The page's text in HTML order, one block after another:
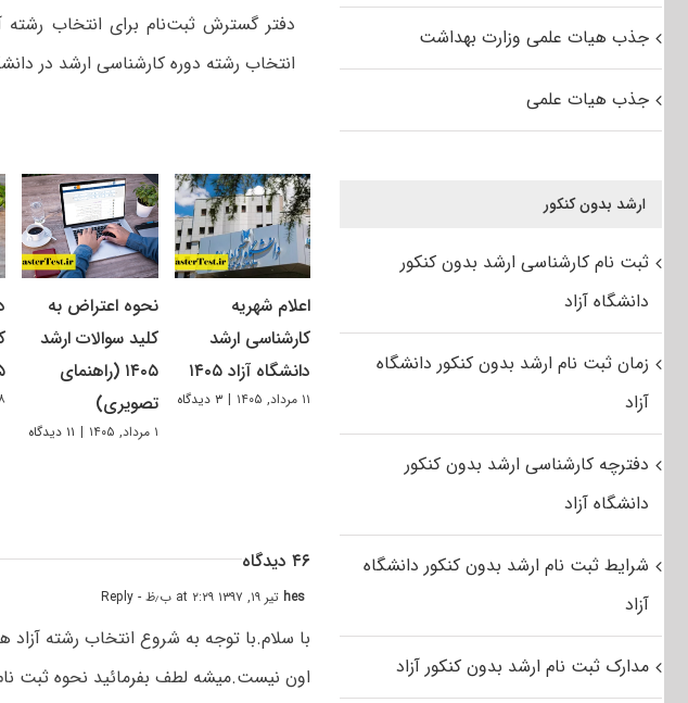
دفتر گسترش ثبت‌نام برای انتخاب
انتخاب رشته دوره کارشناسی ارشد در
اعلام شهریه
کارشناسی ارشد
دانشگاه آزاد ۱۴۰۵
۱۱ مرداد, ۱۴۰۵ | ۳ دیدگاه
نحوه اعتراض به
کلید سوالات ارشد
۱۴۰۵ (راهنمای
تصویری)
۱ مرداد, ۱۴۰۵ | ۱۱ دیدگاه
۲۸
۴۶ دیدگاه
hes تیر ۱۹, ۱۳۹۷ at ۲:۲۹ ب٫ظ - Reply
با سلام.با توجه به شروع انتخاب رشته آزاد
اون نیست.میشه لطف بفرمائید نحوه ثبت
جذب هیات علمی وزارت بهداشت
جذب هیات علمی
ارشد بدون کنکور
ثبت نام کارشناسی ارشد بدون کنکور
دانشگاه آزاد
زمان ثبت نام ارشد بدون کنکور دانشگاه
آزاد
دفترچه کارشناسی ارشد بدون کنکور
دانشگاه آزاد
شرایط ثبت نام ارشد بدون کنکور دانشگاه
آزاد
مدارک ثبت نام ارشد بدون کنکور آزاد